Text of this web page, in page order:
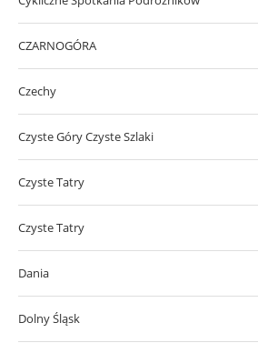
CZARNOGÓRA
Czechy
Czyste Góry Czyste Szlaki
Czyste Tatry
Czyste Tatry
Dania
Dolny Śląsk